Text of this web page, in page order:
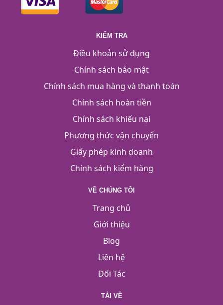
KIỂM TRA
Điều khoản sử dụng
Chính sách bảo mật
Chính sách mua hàng và thanh toán
Chính sách hoàn tiền
Chính sách khiếu nại
Phương thức vận chuyển
Giấy phép kinh doanh
Chính sách kiểm hàng
VỀ CHÚNG TÔI
Trang chủ
Giới thiệu
Blog
Liên hệ
Đối Tác
TẢI VỀ